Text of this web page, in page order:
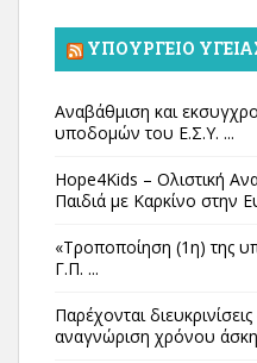
ΥΠΟΥΡΓΕΊΟ
Αναβάθμιση και
υποδομών του Ε.Σ.Υ. ...
Hope4Kids – Ολιστική
Παιδιά με Καρκίνο στην
«Τροποποίηση (1η) της
Γ.Π. ...
Παρέχονται
αναγνώριση χρόνου